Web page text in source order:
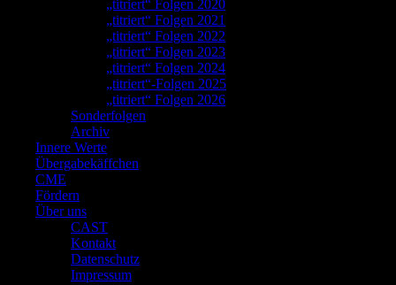
„titriert“ Folgen 2020
„titriert“ Folgen 2021
„titriert“ Folgen 2022
„titriert“ Folgen 2023
„titriert“ Folgen 2024
„titriert“-Folgen 2025
„titriert“ Folgen 2026
Sonderfolgen
Archiv
Innere Werte
Übergabekäffchen
CME
Fördern
Über uns
CAST
Kontakt
Datenschutz
Impressum